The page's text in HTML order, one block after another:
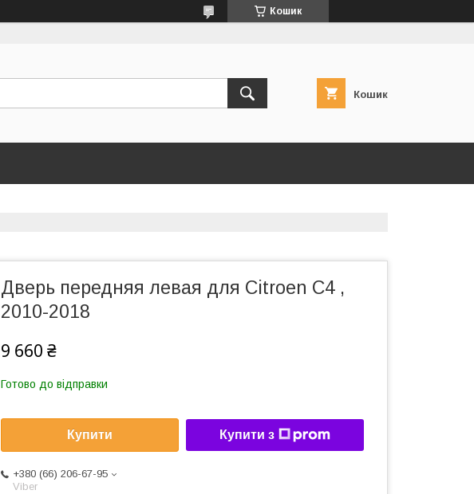
Кошик
Кошик
Дверь передняя левая для Citroen C4 ,
2010-2018
9 660 ₴
Готово до відправки
Купити Купити з
+380 (66) 206-67-95
Viber